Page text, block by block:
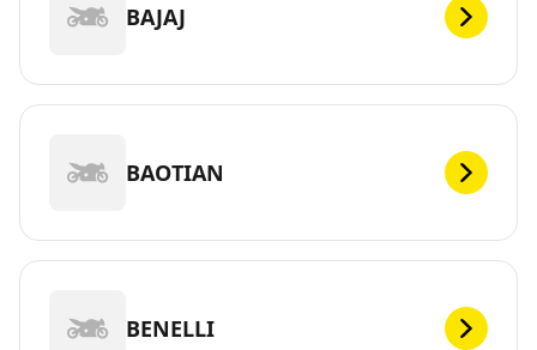
BAJAJ
BAOTIAN
BENELLI